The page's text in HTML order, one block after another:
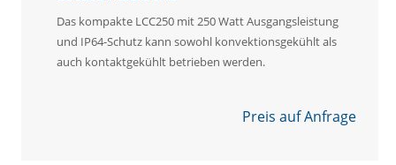
Das kompakte LCC250 mit 250 Watt Ausgangsleistung
und IP64-Schutz kann sowohl konvektionsgekühlt als
auch kontaktgekühlt betrieben werden.
Preis auf Anfrage